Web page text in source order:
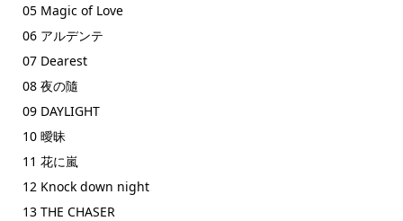
05 Magic of Love
06 アルデンテ
07 Dearest
08 夜の隨
09 DAYLIGHT
10 曖昧
11 花に嵐
12 Knock down night
13 THE CHASER